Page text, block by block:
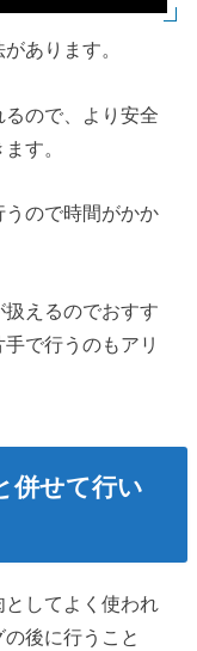
あります。
ので、より安全
す。
ので時間がかか
えるのでおすす
で行うのもアリ
併せて行い
としてよく使われ
後に行うこと